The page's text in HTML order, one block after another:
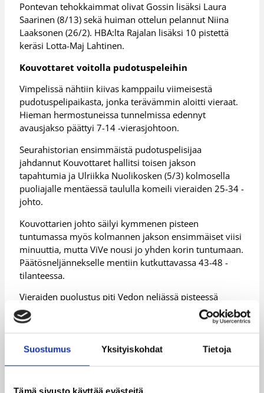
Suostumus Yksityiskohdat Tietoja
Pontevan tehokkaimmat olivat Gossin lisäksi Laura
Saarinen (8/13) sekä huiman ottelun pelannut Niina
Laaksonen (26/2). HBA:lta Rajalan lisäksi 10 pistettä
keräsi Lotta-Maj Lahtinen.
Kouvottaret voitolla pudotuspeleihin
Vimpelissä nähtiin kiivas kamppailu viimeisestä
pudotuspelipaikasta, jonka terävämmin aloitti vieraat.
Hieman hermostuneissa tunnelmissa edennyt
avausjakso päättyi 7-14 -vierasjohtoon.
Seurahistorian ensimmäistä pudotuspelisijaa
jahdannut Kouvottaret hallitsi toisen jakson
tapahtumia ja Ulriikka Nuolikosken (5/3) kolmosella
puoliajalle mentäessä taululla komeili vieraiden 25-34 -
johto.
Kouvottarien johto säilyi kymmenen pisteen
tuntumassa myös kolmannen jakson ensimmäiset viisi
minuuttia, mutta ViVe nousi jo yhden korin tuntumaan.
Päätösneljännekselle mentiin kutkuttavassa 43-48 -
tilanteessa.
Vieraiden puolustus piti Vedon neljässä pisteessä
viimeisellä jaksolla, kun samalla toisessa päässä
Whitney Frazier (15/14) johdatti Kouvottaret voittoon
sekä pudotuspeleihin.
Frazierin lisäksi voittajilta korisukkaa heiluttivat Nyshia
Hammonds (15/8/5) ja Jacqueline Luna-Castro (21/9).